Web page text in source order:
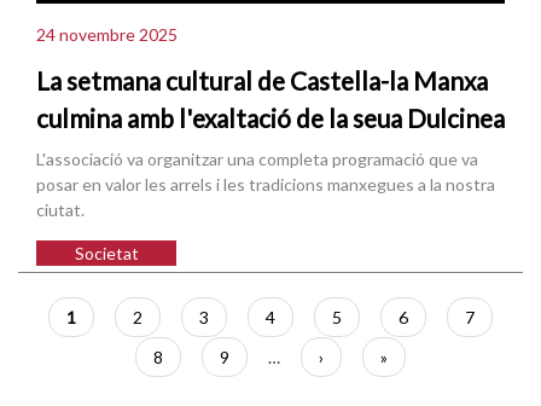
24 novembre 2025
La setmana cultural de Castella-la Manxa
culmina amb l'exaltació de la seua Dulcinea
L'associació va organitzar una completa programació que va
posar en valor les arrels i les tradicions manxegues a la nostra
ciutat.
Societat
Paginació
Pàgina
actual
1 Pàgina
2 Pàgina
3 Pàgina
4 Pàgina
5 Pàgina
6 Pàgina
7
Pàgina
8 Pàgina
9 …
Pàgina
següent
›
Última
pàgina
»